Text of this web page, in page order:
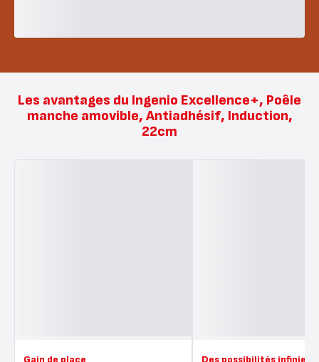
Les avantages du Ingenio Excellence+, Poêle
manche amovible, Antiadhésif, Induction,
22cm
Gain de place Des possibilités infinies